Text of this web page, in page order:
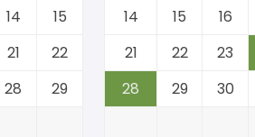
14
15
21
22
28
29
14
15 16
21
22 23
28
29 30